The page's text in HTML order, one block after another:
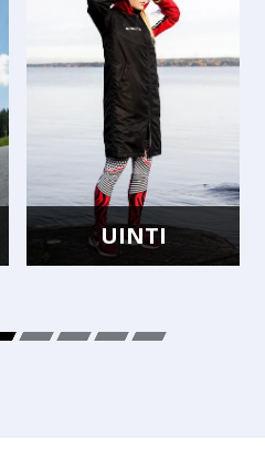
UINTI